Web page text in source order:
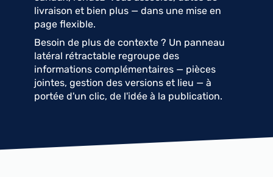
livraison et bien plus — dans une mise en
page flexible.
Besoin de plus de contexte ? Un panneau
latéral rétractable regroupe des
informations complémentaires — pièces
jointes, gestion des versions et lieu — à
portée d'un clic, de l'idée à la publication.